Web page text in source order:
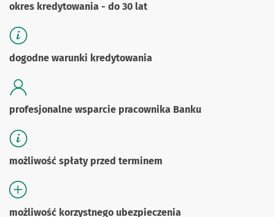
okres kredytowania - do 30 lat
dogodne warunki kredytowania
profesjonalne wsparcie pracownika Banku
możliwość spłaty przed terminem
możliwość korzystnego ubezpieczenia